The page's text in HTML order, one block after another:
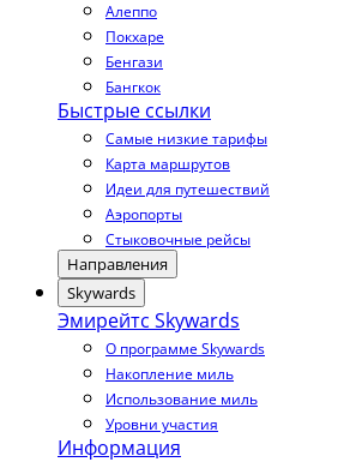
Алеппо
Покхаре
Бенгази
Бангкок
Быстрые ссылки
Самые низкие тарифы
Карта маршрутов
Идеи для путешествий
Аэропорты
Стыковочные рейсы
Направления
Skywards
Эмирейтс Skywards
О программе Skywards
Накопление миль
Использование миль
Уровни участия
Информация